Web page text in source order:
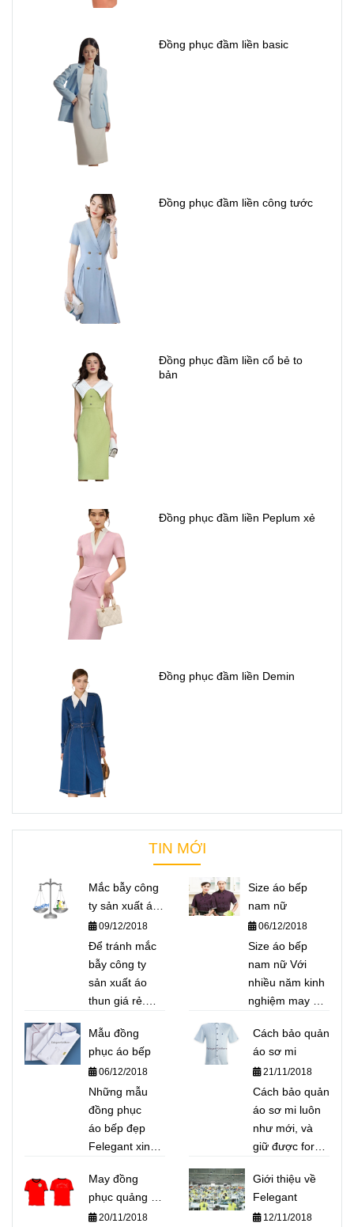
Đồng phục đầm liền basic
Đồng phục đầm liền công tước
Đồng phục đầm liền cổ bẻ to
bản
Đồng phục đầm liền Peplum xẻ
Đồng phục đầm liền Demin
TIN MỚI
Mắc bẫy công
ty sản xuất áo
thun giá rẻ
09/12/2018
Để tránh mắc
bẫy công ty
sản xuất áo
thun giá rẻ.
giới thiệu đến
quý khách một
số bí quyết để
phân biệt áo
thun giá rẻ,
chất lượng
"rởm"
Size áo bếp
nam nữ
06/12/2018
Size áo bếp
nam nữ Với
nhiều năm kinh
nghiệm may áo
hàng Nhật, nhà
hàng Việt, các
trường hướng
nghiệp...Felegant
xin giới thiệu để
quý khách hàng
bộ Size áo bếp
nhất để tham
khảo.
Mẫu đồng
phục áo bếp
06/12/2018
Những mẫu
đồng phục
áo bếp đẹp
Felegant xin
số mẫu điển
hình và thông
dụng bên dưới,
Cách bảo quản
áo sơ mi
21/11/2018
Cách bảo quản
áo sơ mi luôn
như mới, và
giữ được form
May đồng
phục quảng bá
thương hiệu
20/11/2018
Giới thiệu về
Felegant
12/11/2018